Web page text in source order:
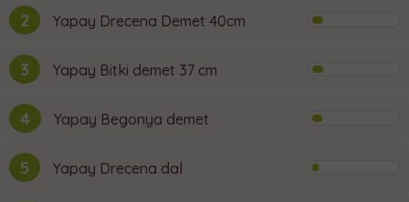
2 Yapay Drecena Demet 40cm
3 Yapay Bitki demet 37 cm
4 Yapay Begonya demet
5 Yapay Drecena dal